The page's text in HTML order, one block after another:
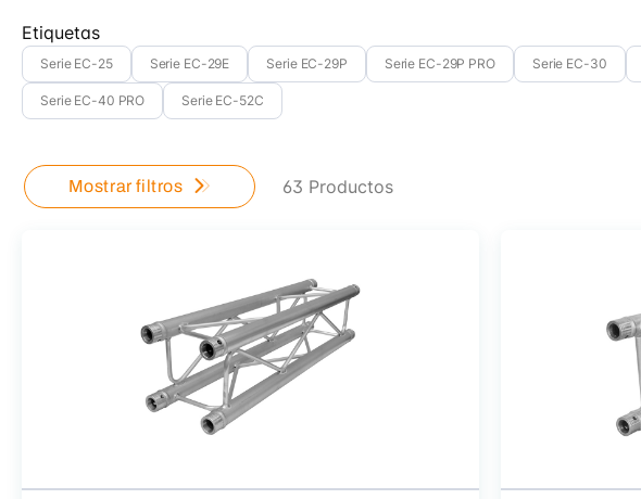
Etiquetas
Serie EC-25 Serie EC-29E Serie EC-29P Serie EC-29P PRO Serie EC-30
Serie EC-40 PRO Serie EC-52C
Mostrar filtros 63 Productos